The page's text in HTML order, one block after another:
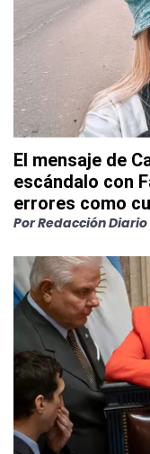
El mensaje de
escándalo con
errores como
PorRedacción